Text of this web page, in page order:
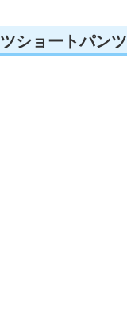
ショートパンツ